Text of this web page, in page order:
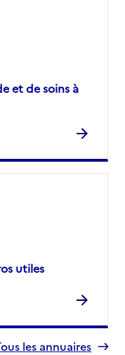
et de soins à
utiles
les annuaires